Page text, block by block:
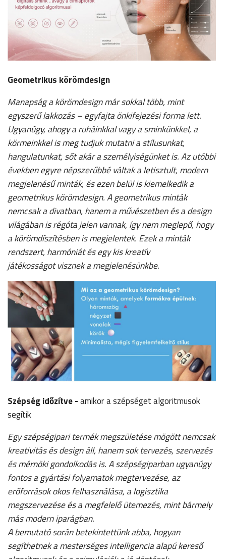
Geometrikus körömdesign
Manapság a körömdesign már sokkal több, mint
egyszerű lakkozás – egyfajta önkifejezési forma lett.
Ugyanúgy, ahogy a ruháinkkal vagy a sminkünkkel, a
körmeinkkel is meg tudjuk mutatni a stílusunkat,
hangulatunkat, sőt akár a személyiségünket is. Az utóbbi
években egyre népszerűbbé váltak a letisztult, modern
megjelenésű minták, és ezen belül is kiemelkedik a
geometrikus körömdesign. A geometrikus minták
nemcsak a divatban, hanem a művészetben és a design
világában is régóta jelen vannak, így nem meglepő, hogy
a körömdíszítésben is megjelentek. Ezek a minták
rendszert, harmóniát és egy kis kreatív
játékosságot visznek a megjelenésünkbe.
Szépség időzítve -amikor a szépséget algoritmusok
segítik
Egy szépségipari termék megszületése mögött nemcsak
kreativitás és design áll, hanem sok tervezés, szervezés
és mérnöki gondolkodás is. A szépségiparban ugyanúgy
fontos a gyártási folyamatok megtervezése, az
erőforrások okos felhasználása, a logisztika
megszervezése és a megfelelő ütemezés, mint bármely
más modern iparágban.
A bemutató során betekintettünk abba, hogyan
segíthetnek a mesterséges intelligencia alapú kereső